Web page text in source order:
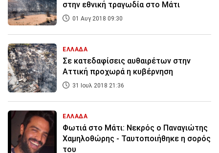
στην εθνική τραγωδία στο Μάτι
01 Αυγ 2018 09:30
ΕΛΛΑΔΑ
Σε κατεδαφίσεις αυθαιρέτων στην
Αττική προχωρά η κυβέρνηση
31 Ιουλ 2018 21:36
ΕΛΛΑΔΑ
Φωτιά στο Μάτι: Νεκρός ο Παναγιώτης
Χαμηλοθώρης - Ταυτοποιήθηκε η σορός
του